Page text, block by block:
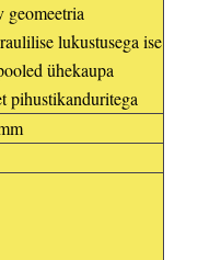
geomeetria
lukustusega ise
ühekaupa
pihustikanduritega